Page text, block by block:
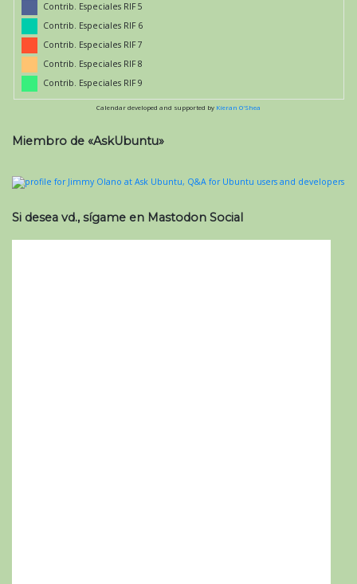
Contrib. Especiales RIF 5
Contrib. Especiales RIF 6
Contrib. Especiales RIF 7
Contrib. Especiales RIF 8
Contrib. Especiales RIF 9
Calendar developed and supported by Kieran O'Shea
Miembro de «AskUbuntu»
Si desea vd., sígame en Mastodon Social